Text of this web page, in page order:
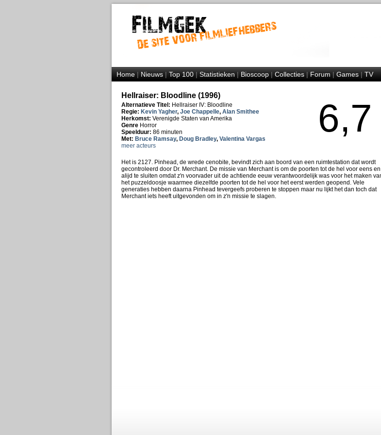
Home|Nieuws|Top 100|Statistieken|Bioscoop|Collecties|Forum|Games|TV
Hellraiser: Bloodline (1996)
Alternatieve Titel: Hellraiser IV: Bloodline
Regie: Kevin Yagher, Joe Chappelle, Alan Smithee
Herkomst: Verenigde Staten van Amerika
Genre Horror
Speelduur: 86 minuten
Met: Bruce Ramsay, Doug Bradley, Valentina Vargas
meer acteurs
6,7
Het is 2127. Pinhead, de wrede cenobite, bevindt zich aan boord van een ruimtestation dat wordt
gecontroleerd door Dr. Merchant. De missie van Merchant is om de poorten tot de hel voor eens en
alijd te sluiten omdat z'n voorvader uit de achtiende eeuw verantwoordelijk was voor het maken
het puzzeldoosje waarmee diezelfde poorten tot de hel voor het eerst werden geopend. Vele
generaties hebben daarna Pinhead tevergeefs proberen te stoppen maar nu lijkt het dan toch dat
Merchant iets heeft uitgevonden om in z'n missie te slagen.